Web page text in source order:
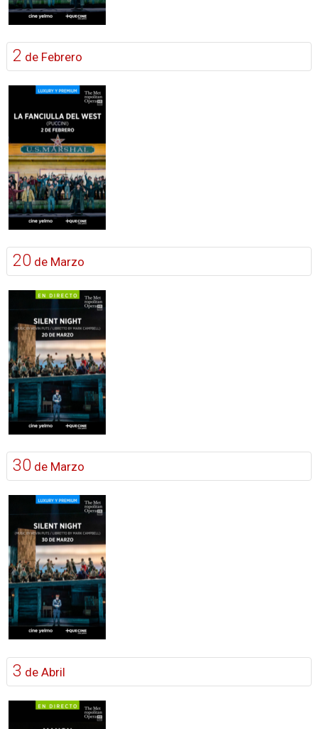
2 de Febrero
20 de Marzo
30 de Marzo
3 de Abril